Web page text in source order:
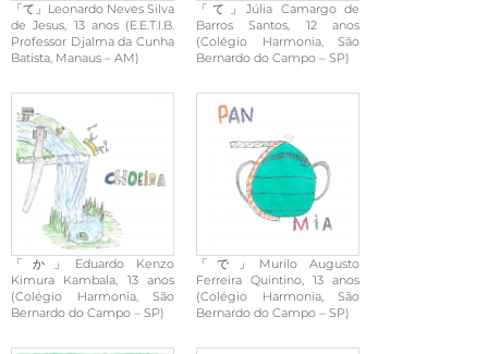
「て」Leonardo Neves Silva
de Jesus, 13 anos (E.E.T.I.B.
Professor Djalma da Cunha
Batista, Manaus – AM)
「て」Júlia Camargo de
Barros Santos, 12 anos
(Colégio Harmonia, São
Bernardo do Campo – SP)
「か」Eduardo Kenzo
Kimura Kambala, 13 anos
(Colégio Harmonia, São
Bernardo do Campo – SP)
「で」Murilo Augusto
Ferreira Quintino, 13 anos
(Colégio Harmonia, São
Bernardo do Campo – SP)